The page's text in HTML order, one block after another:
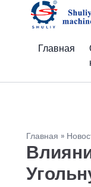
Главная
Главная »